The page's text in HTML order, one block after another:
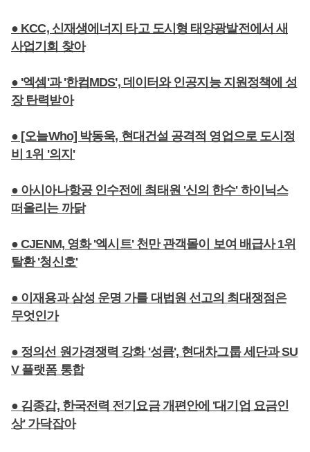
● KCC, 신재생에너지 타고 도시형 태양광발전에서 새
사업기회 찾아
● '엑셈'과 '한컴MDS', 데이터와 인공지능 지원정책에 성
장 탄력받아
● [오늘Who] 박동욱, 현대건설 공격적 영업으로 도시정
비 1위 '의지'
● 아시아나항공 인수전에 최태원 '신의 한수' 하이닉스
떠올리는 까닭
● CJENM, 영화 '엑시트' 천만 관객몰이 보여 배급사 1위
탈환 '청신호'
● 이재용과 삼성 운명 가를 대법원 선고의 최대쟁점은
무엇인가
● 정의선 원가경쟁력 강화 '성큼', 현대차그룹 세단과 SU
V 플랫폼 통합
● 김종갑, 한국전력 전기요금 개편안에 '대기업 요금인
상' 가닥잡아